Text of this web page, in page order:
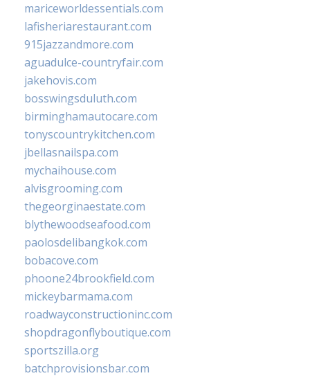
mariceworldessentials.com
lafisheriarestaurant.com
915jazzandmore.com
aguadulce-countryfair.com
jakehovis.com
bosswingsduluth.com
birminghamautocare.com
tonyscountrykitchen.com
jbellasnailspa.com
mychaihouse.com
alvisgrooming.com
thegeorginaestate.com
blythewoodseafood.com
paolosdelibangkok.com
bobacove.com
phoone24brookfield.com
mickeybarmama.com
roadwayconstructioninc.com
shopdragonflyboutique.com
sportszilla.org
batchprovisionsbar.com